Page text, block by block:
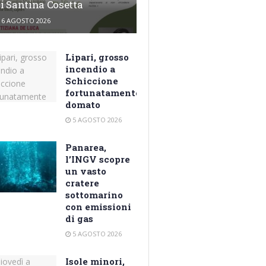
Santina Cosetta
6 AGOSTO 2026
Lipari, grosso
incendio a
Schiccione
fortunatamente
domato
5 AGOSTO 2026
Panarea,
l’INGV scopre
un vasto
cratere
sottomarino
con emissioni
di gas
5 AGOSTO 2026
Isole minori,